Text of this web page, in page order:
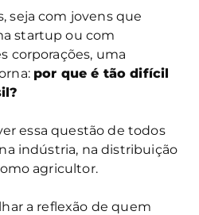
seja com jovens que
startup ou com
corporações, uma
por que é tão difícil
essa questão de todos
indústria, na distribuição
agricultor.
a reflexão de quem